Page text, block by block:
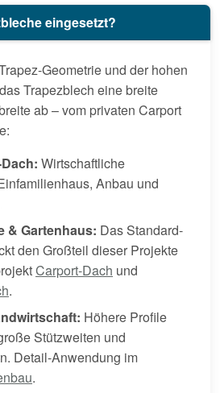
eingesetzt?
Geometrie und der hohen
Trapezblech eine breite
ab – vom privaten Carport
Wirtschaftliche
Anbau und
& Gartenhaus: Das Standard-
den Großteil dieser Projekte
Carport-Dach und
.
Höhere Profile
Stützweiten und
Detail-Anwendung im
.